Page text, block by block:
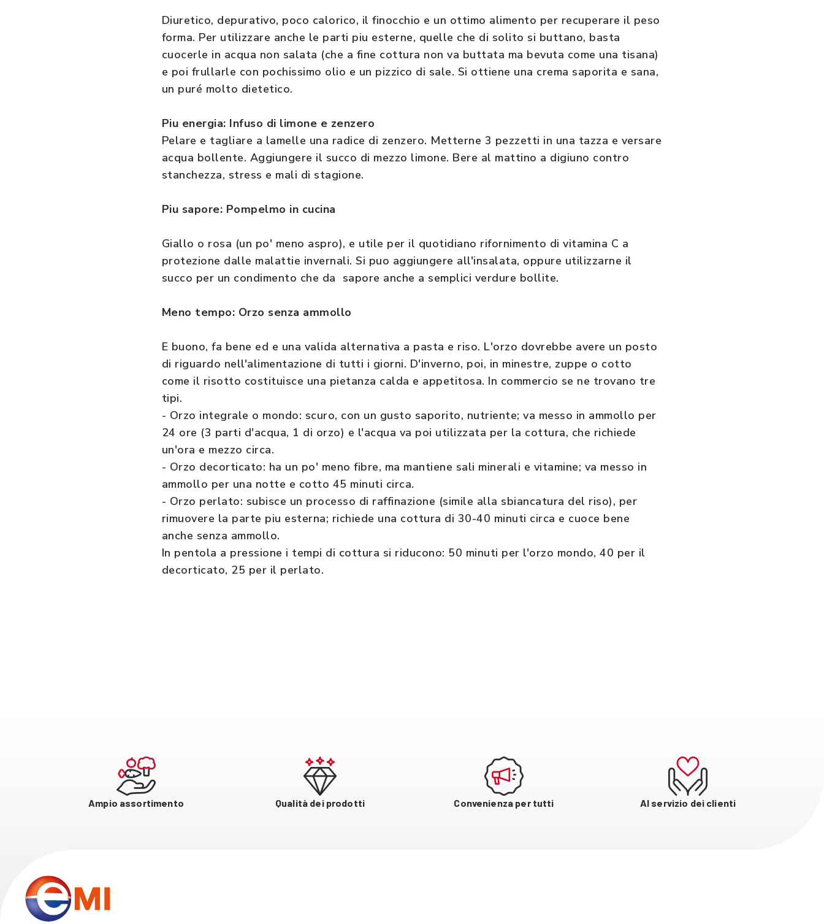
Diuretico, depurativo, poco calorico, il finocchio e un ottimo alimento per recuperare il peso
forma. Per utilizzare anche le parti piu esterne, quelle che di solito si buttano, basta
cuocerle in acqua non salata (che a fine cottura non va buttata ma bevuta come una tisana)
e poi frullarle con pochissimo olio e un pizzico di sale. Si ottiene una crema saporita e sana,
un puré molto dietetico.
Piu energia: Infuso di limone e zenzero
Pelare e tagliare a lamelle una radice di zenzero. Metterne 3 pezzetti in una tazza e versare
acqua bollente. Aggiungere il succo di mezzo limone. Bere al mattino a digiuno contro
stanchezza, stress e mali di stagione.
Piu sapore: Pompelmo in cucina
Giallo o rosa (un po' meno aspro), e utile per il quotidiano rifornimento di vitamina C a
protezione dalle malattie invernali. Si puo aggiungere all'insalata, oppure utilizzarne il
succo per un condimento che da sapore anche a semplici verdure bollite.
Meno tempo: Orzo senza ammollo
E buono, fa bene ed e una valida alternativa a pasta e riso. L'orzo dovrebbe avere un posto
di riguardo nell'alimentazione di tutti i giorni. D'inverno, poi, in minestre, zuppe o cotto
come il risotto costituisce una pietanza calda e appetitosa. In commercio se ne trovano tre
tipi.
- Orzo integrale o mondo: scuro, con un gusto saporito, nutriente; va messo in ammollo per
24 ore (3 parti d'acqua, 1 di orzo) e l'acqua va poi utilizzata per la cottura, che richiede
un'ora e mezzo circa.
- Orzo decorticato: ha un po' meno fibre, ma mantiene sali minerali e vitamine; va messo in
ammollo per una notte e cotto 45 minuti circa.
- Orzo perlato: subisce un processo di raffinazione (simile alla sbiancatura del riso), per
rimuovere la parte piu esterna; richiede una cottura di 30-40 minuti circa e cuoce bene
anche senza ammollo.
In pentola a pressione i tempi di cottura si riducono: 50 minuti per l'orzo mondo, 40 per il
decorticato, 25 per il perlato.
Ampio assortimento Qualità dei prodotti Convenienza per tutti Al servizio dei clienti